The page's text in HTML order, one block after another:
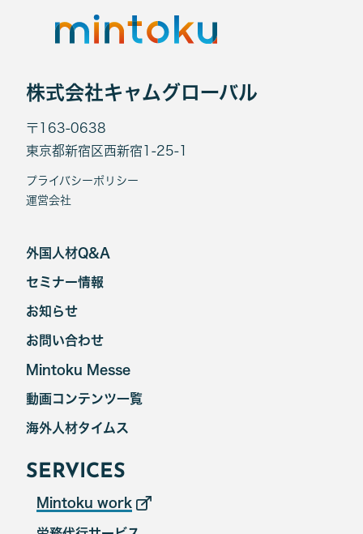
株式会社キャムグローバル
〒163-0638
東京都新宿区西新宿1-25-1
プライバシーポリシー
運営会社
外国人材Q&A
セミナー情報
お知らせ
お問い合わせ
Mintoku Messe
海外人材タイムス
動画コンテンツ一覧
SERVICES
Mintoku work